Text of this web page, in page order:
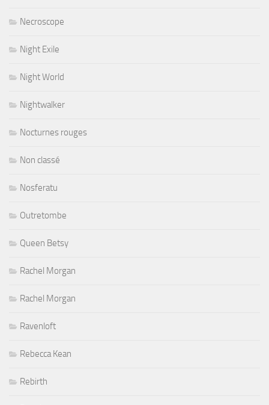
Necroscope
Night Exile
Night World
Nightwalker
Nocturnes rouges
Non classé
Nosferatu
Outretombe
Queen Betsy
Rachel Morgan
Rachel Morgan
Ravenloft
Rebecca Kean
Rebirth